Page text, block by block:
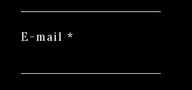
E-mail *